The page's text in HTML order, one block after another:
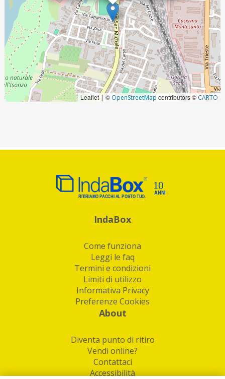
Leaflet |© OpenStreetMap contributors © CARTO
IndaBox
Come funziona
Leggi le faq
Termini e condizioni
Limiti di utilizzo
Informativa Privacy
Preferenze Cookies
About
Diventa punto di ritiro
Vendi online?
Contattaci
Accessibilità